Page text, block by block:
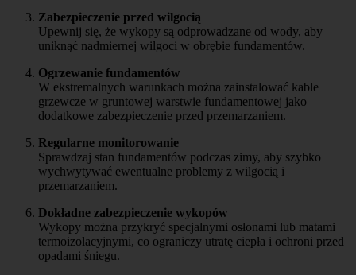
Zabezpieczenie przed wilgocią
Upewnij się, że wykopy są odprowadzane od wody, aby
uniknąć nadmiernej wilgoci w obrębie fundamentów.
Ogrzewanie fundamentów
W ekstremalnych warunkach można zainstalować kable
grzewcze w gruntowej warstwie fundamentowej jako
dodatkowe zabezpieczenie przed przemarzaniem.
Regularne monitorowanie
Sprawdzaj stan fundamentów podczas zimy, aby szybko
wychwytywać ewentualne problemy z wilgocią i
przemarzaniem.
Dokładne zabezpieczenie wykopów
Wykopy można przykryć specjalnymi osłonami lub matami
termoizolacyjnymi, co ograniczy utratę ciepła i ochroni przed
opadami śniegu.